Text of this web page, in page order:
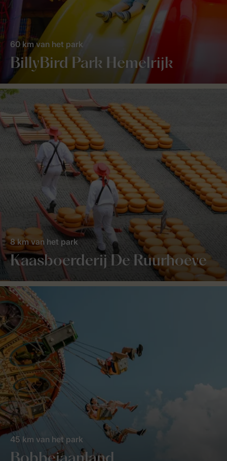
BillyBird Park Hemelrijk
60 km van het park
Kaasboerderij De Ruurhoeve
8 km van het park
45 km van het park